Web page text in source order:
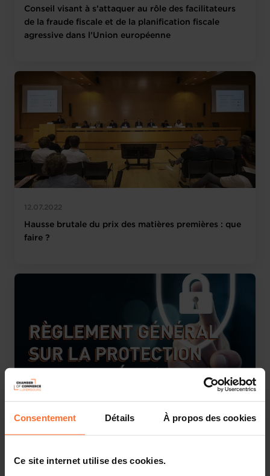
Consentement Détails À propos des cookies
Ce site internet utilise des cookies.
Conseil visant à s’attaquer au rôle des facilitateurs
de la fraude fiscale et de la planification fiscale
agressive dans l’Union européenne
12.07.2022
Hausse brutale du prix des matières premières : que
faire ?